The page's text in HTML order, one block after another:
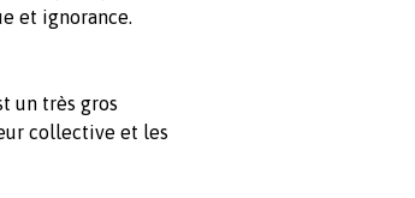
et ignorance.
un très gros
collective et les